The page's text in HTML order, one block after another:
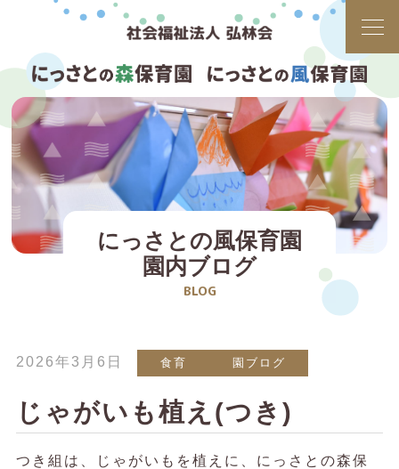
にっさとの風保育園
園内ブログ
BLOG
2026年3月6日 食育 園ブログ
じゃがいも植え(つき)
つき組は、じゃがいもを植えに、にっさとの森保